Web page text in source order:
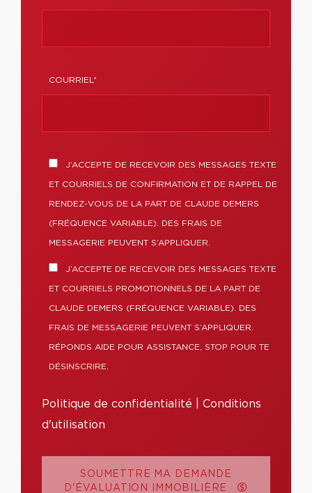
COURRIEL*
J’ACCEPTE DE RECEVOIR DES MESSAGES TEXTE
ET COURRIELS DE CONFIRMATION ET DE RAPPEL DE
RENDEZ-VOUS DE LA PART DE CLAUDE DEMERS
(FRÉQUENCE VARIABLE). DES FRAIS DE
MESSAGERIE PEUVENT S’APPLIQUER.
J’ACCEPTE DE RECEVOIR DES MESSAGES TEXTE
ET COURRIELS PROMOTIONNELS DE LA PART DE
CLAUDE DEMERS (FRÉQUENCE VARIABLE). DES
FRAIS DE MESSAGERIE PEUVENT S’APPLIQUER.
RÉPONDS AIDE POUR ASSISTANCE, STOP POUR TE
DÉSINSCRIRE.
Politique de confidentialité
Conditions
d'utilisation
SOUMETTRE MA DEMANDE
D'ÉVALUATION IMMOBILIÈRE